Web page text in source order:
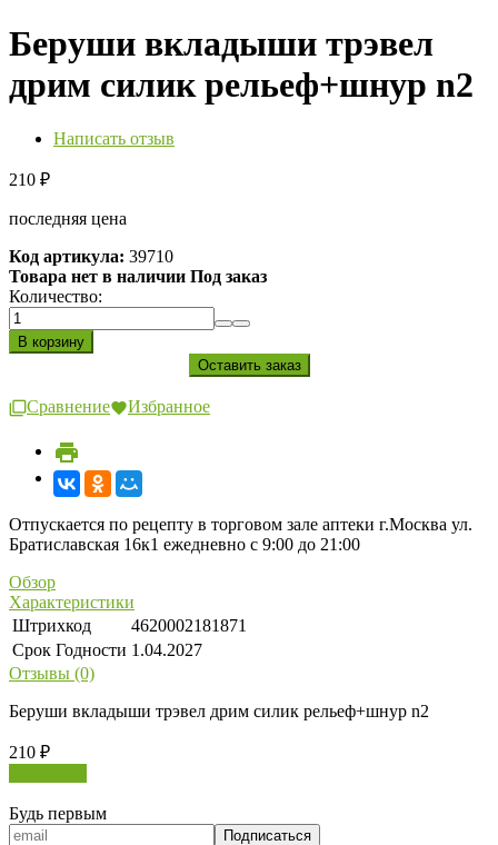
Беруши вкладыши трэвел
дрим силик рельеф+шнур n2
Написать отзыв
210 ₽
последняя цена
Код артикула: 39710
Товара нет в наличии Под заказ
Количество:
Сравнение Избранное
Отпускается по рецепту в торговом зале аптеки г.Москва ул.
Братиславская 16к1 ежедневно с 9:00 до 21:00
Обзор
Характеристики
Штрихкод
4620002181871
Срок Годности 1.04.2027
Отзывы (0)
Беруши вкладыши трэвел дрим силик рельеф+шнур n2
210 ₽
Будь первым